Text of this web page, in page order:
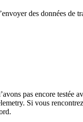
des données de
pas encore testée
Si vous